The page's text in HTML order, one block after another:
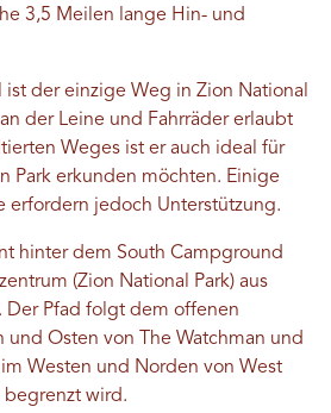
3,5 Meilen lange Hin- und
ist der einzige Weg in Zion National
der Leine und Fahrräder erlaubt
Weges ist er auch ideal für
Park erkunden möchten. Einige
erfordern jedoch Unterstützung.
hinter dem South Campground
(Zion National Park) aus
Der Pfad folgt dem offenen
und Osten von The Watchman und
Westen und Norden von West
begrenzt wird.